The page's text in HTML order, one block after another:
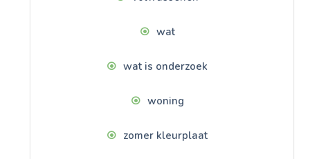
wat
wat is onderzoek
woning
zomer kleurplaat